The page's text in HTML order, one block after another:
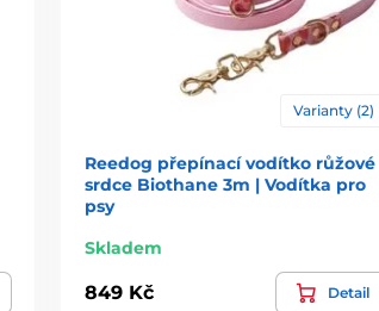
Varianty (2)
Reedog přepínací vodítko růžové
srdce Biothane 3m | Vodítka pro
psy
Skladem
849 Kč Detail